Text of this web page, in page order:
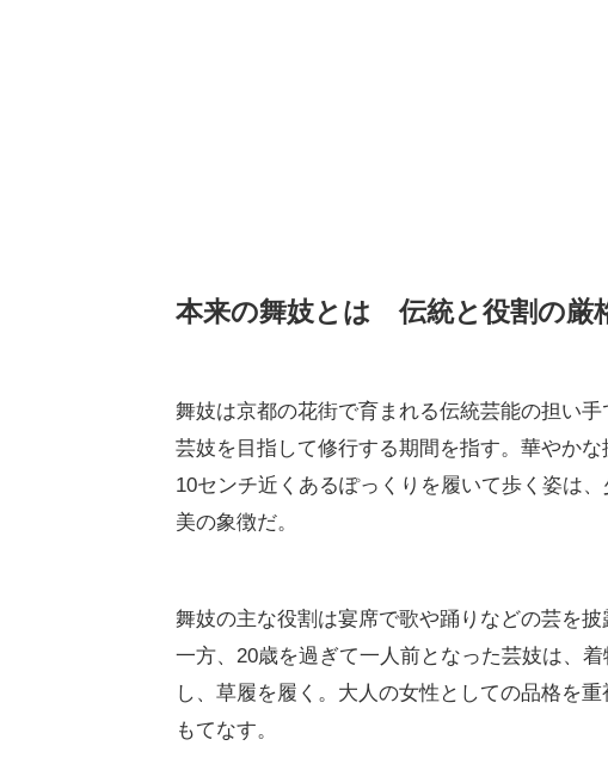
本来の舞妓とは 伝統と役割の厳
舞妓は京都の花街で育まれる伝統芸能の担い
芸妓を目指して修行する期間を指す。華やか
10センチ近くあるぽっくりを履いて歩く姿は
美の象徴だ。
舞妓の主な役割は宴席で歌や踊りなどの芸を
一方、20歳を過ぎて一人前となった芸妓は、
し、草履を履く。大人の女性としての品格を
もてなす。